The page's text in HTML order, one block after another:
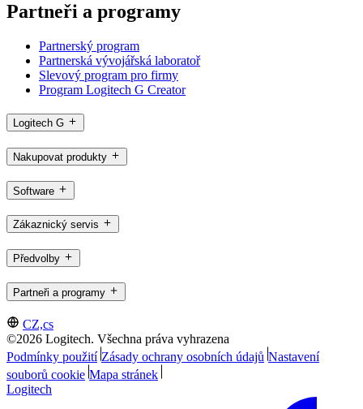
Partneři a programy
Partnerský program
Partnerská vývojářská laboratoř
Slevový program pro firmy
Program Logitech G Creator
Logitech G
Nakupovat produkty
Software
Zákaznický servis
Předvolby
Partneři a programy
CZ,cs
©2026 Logitech. Všechna práva vyhrazena
Podmínky použití Zásady ochrany osobních údajů Nastavení
souborů cookie Mapa stránek
Logitech